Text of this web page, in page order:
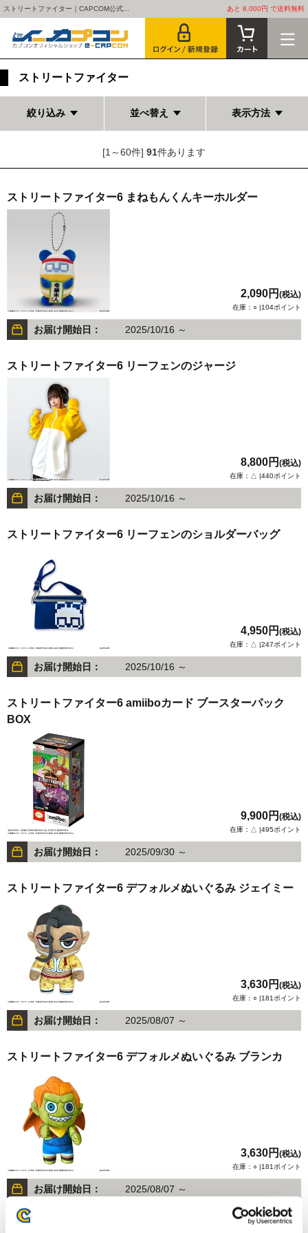
ストリートファイター｜CAPCOM公式... あと 8,000円 で送料無料
ストリートファイター
絞り込み 並べ替え 表示方法
[1～60件] 91件あります
ストリートファイター6 まねもんくんキーホルダー
2,090円 (税込)
在庫：○ |104ポイント
お届け開始日： 2025/10/16 ～
ストリートファイター6 リーフェンのジャージ
8,800円 (税込)
在庫：△ |440ポイント
お届け開始日： 2025/10/16 ～
ストリートファイター6 リーフェンのショルダーバッグ
4,950円 (税込)
在庫：△ |247ポイント
お届け開始日： 2025/10/16 ～
ストリートファイター6 amiiboカード ブースターパック
BOX
9,900円 (税込)
在庫：△ |495ポイント
お届け開始日： 2025/09/30 ～
ストリートファイター6 デフォルメぬいぐるみ ジェイミー
3,630円 (税込)
在庫：○ |181ポイント
お届け開始日： 2025/08/07 ～
ストリートファイター6 デフォルメぬいぐるみ ブランカ
3,630円 (税込)
在庫：○ |181ポイント
お届け開始日： 2025/08/07 ～
ストリートファイター6 デフォルメぬいぐるみ リリー